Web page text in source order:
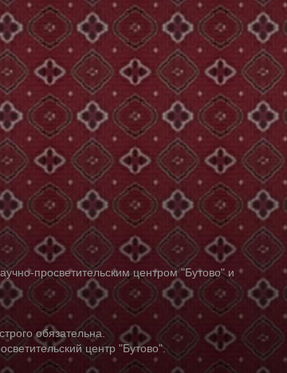
просветительским центром "Бутово" и
строго обязательна.
центр "Бутово".